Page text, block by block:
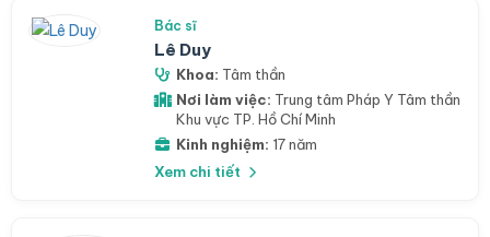
Bác sĩ
Lê Duy
Khoa: Tâm thần
Nơi làm việc: Trung tâm Pháp Y Tâm thần
Khu vực TP. Hồ Chí Minh
Kinh nghiệm: 17 năm
Xem chi tiết